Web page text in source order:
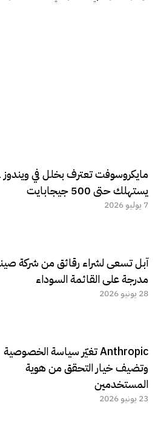
يستهلك حتى 500 جيجابايت
7 يوليو 2026
آبل تسعى لشراء رقائق من شركة
مدرجة على القائمة السوداء
28 يونيو 2026
Anthropic تغيّر سياسة الخصوصية
وتضيف خيار التحقق من هوية
المستخدمين
23 يونيو 2026